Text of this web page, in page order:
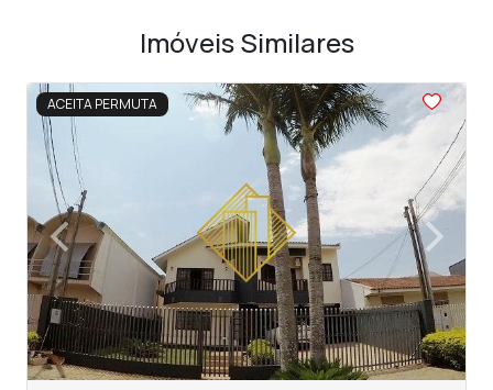
Imóveis Similares
ACEITA PERMUTA
<<<<
‹Previous ›
Next